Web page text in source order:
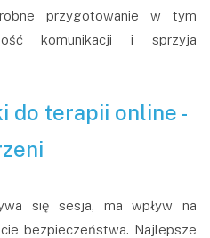
przygotowanie w tym
komunikacji i sprzyja
do terapii online -
się sesja, ma wpływ na
bezpieczeństwa. Najlepsze